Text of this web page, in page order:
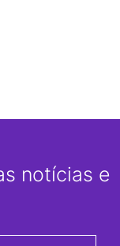
notícias e